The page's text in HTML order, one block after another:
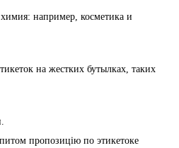
например, косметика и
на жестких бутылках, таких
пропозицію по этикетоке